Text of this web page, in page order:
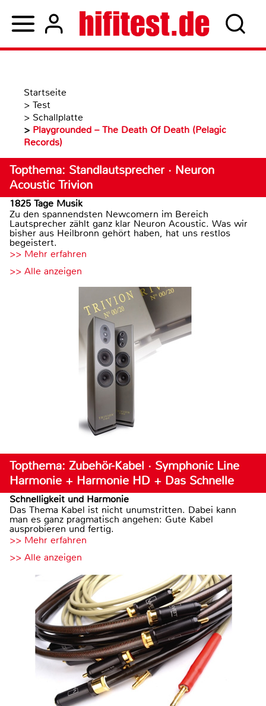
Startseite
> Test
> Schallplatte
> Playgrounded – The Death Of Death (Pelagic
Records)
Topthema: Standlautsprecher · Neuron
Acoustic Trivion
1825 Tage Musik
Zu den spannendsten Newcomern im Bereich
Lautsprecher zählt ganz klar Neuron Acoustic. Was wir
bisher aus Heilbronn gehört haben, hat uns restlos
begeistert.
>> Mehr erfahren
>> Alle anzeigen
Topthema: Zubehör-Kabel · Symphonic Line
Harmonie + Harmonie HD + Das Schnelle
Schnelligkeit und Harmonie
Das Thema Kabel ist nicht unumstritten. Dabei kann
man es ganz pragmatisch angehen: Gute Kabel
ausprobieren und fertig.
>> Mehr erfahren
>> Alle anzeigen